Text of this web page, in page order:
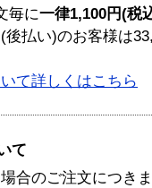
毎に一律1,100円(税
払い)のお客様は
て詳しくはこちら
て
合のご注文につき